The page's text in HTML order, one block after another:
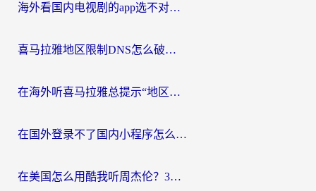
海外看国内电视剧的app选不对？这份回国加速器避坑指南帮你流畅追剧
喜马拉雅地区限制DNS怎么破？海外党听国内音乐听书的终极解决方案
在海外听喜马拉雅总提示“地区限制”？3步轻松解除+听国内音乐全攻略
在国外登录不了国内小程序怎么办？选对回国加速器，轻松解锁国内资源
在美国怎么用酷我听周杰伦？3步搞定海外听歌难题